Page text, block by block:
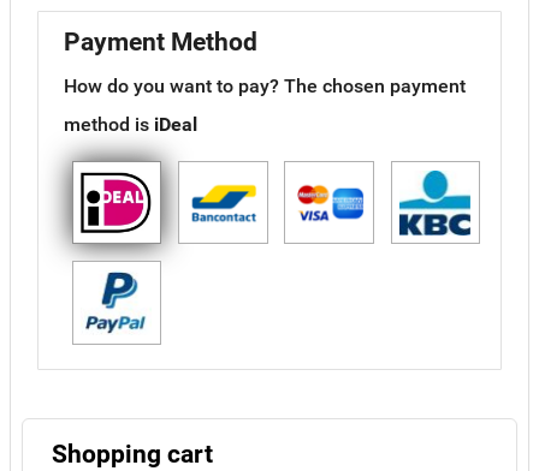
Payment Method
How do you want to pay?The chosen payment
method is iDeal
Shopping cart